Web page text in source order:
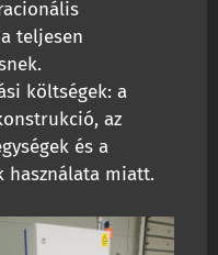
teljesen
költségek: a
az
és a
használata miatt.